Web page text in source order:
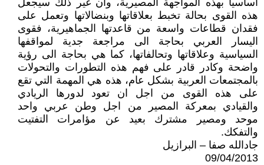
اساسيا بهذه المواجهة المصيرية، وان غير ذلك سيجعل
هذه القوى بحالة تخبط بعلاقاتها وبنضالاتها وتعمل على
فقدان قطاعات واسعة من قاعدتها الجماهيرية، فقوى
اليسار العربي بحاجة الى مراجعة جدية لمواقفها
السياسية وعلاقاتها وتحالفاتها، كما هي بحاجة الى رؤية
واضحة وكادر قادر على فهم هذه التطورات والتحولات
بالمجتمعات العربية بشكل عام، هذه هي المهمة التي تقع
على هذه القوى من اجل ان تعود لدورها الريادي
والقيادي بمعركة المصير من اجل وطن عربي واحد
موحد ومصير مشترك بعيد عن مؤامرات التفتيت
والتفكك.
جادالله صفا – البرازيل
09/04/2013